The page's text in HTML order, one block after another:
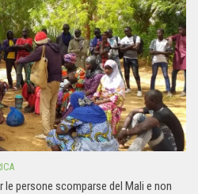
le persone scomparse del Mali e non